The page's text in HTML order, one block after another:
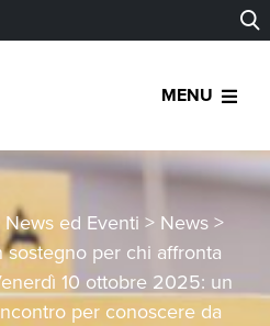
MENU
News ed Eventi > News >
sostegno per chi affronta
10 ottobre 2025: un
per conoscere da